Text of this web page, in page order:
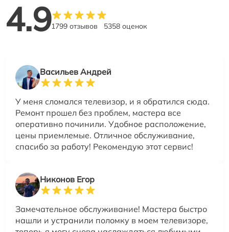
4.91799 отзывов 5358 оценок
Васильев Андрей
У меня сломался телевизор, и я обратился сюда.
Ремонт прошел без проблем, мастера все
оперативно починили. Удобное расположение,
цены приемлемые. Отличное обслуживание,
спасибо за работу! Рекомендую этот сервис!
Никонов Егор
Замечательное обслуживание! Мастера быстро
нашли и устранили поломку в моем телевизоре,